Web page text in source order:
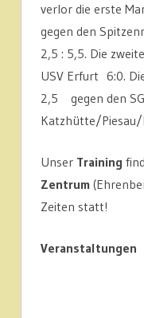
verlor die erste
gegen den
2,5 : 5,5. Die
USV Erfurt 6:0.
2,5 gegen den
Katzhütte/Piesau/
Unser Training
Zentrum
Zeiten statt!
Veranstaltungen